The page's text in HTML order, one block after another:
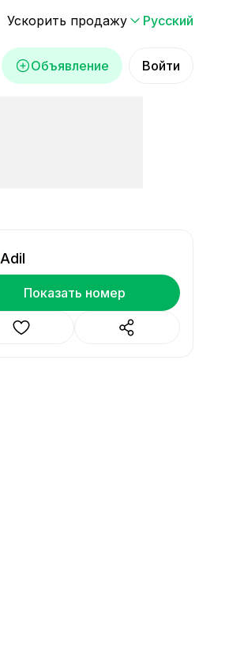
Ускорить продажу Русский
Объявление Войти
Adil
Показать номер